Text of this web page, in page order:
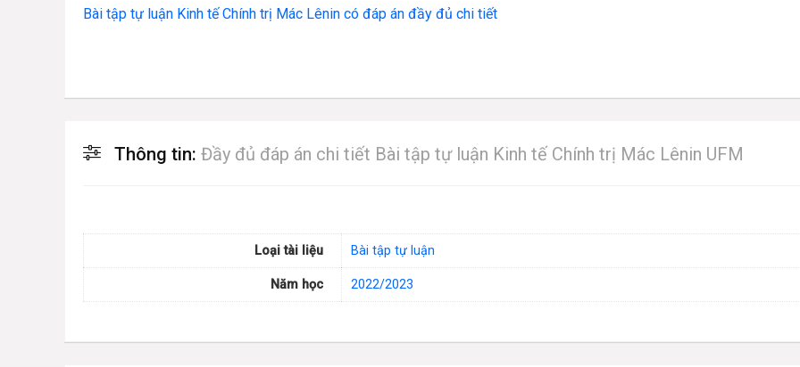
Bài tập tự luận Kinh tế Chính trị Mác Lênin có đáp án đầy đủ chi tiết
Thông tin: Đầy đủ đáp án chi tiết Bài tập tự luận Kinh tế Chính trị Mác Lênin UFM
Loại tài liệu Bài tập tự luận
Năm học 2022/2023